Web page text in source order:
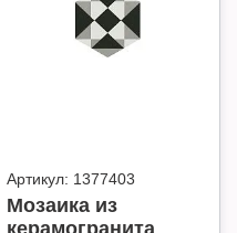
Артикул: 1377403
Мозаика из
керамогранита